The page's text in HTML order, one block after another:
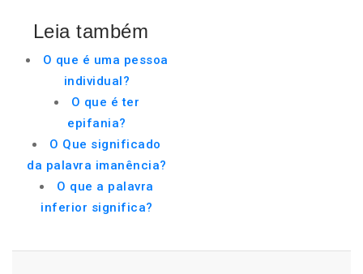
Leia também
O que é uma pessoa
individual?
O que é ter
epifania?
O Que significado
da palavra imanência?
O que a palavra
inferior significa?